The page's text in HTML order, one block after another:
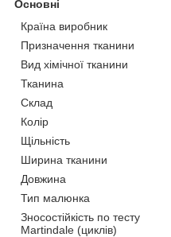
Основні
Країна виробник
Призначення тканини
Вид хімічної тканини
Тканина
Склад
Колір
Щільність
Ширина тканини
Довжина
Тип малюнка
Зносостійкість по тесту
Martindale (циклів)